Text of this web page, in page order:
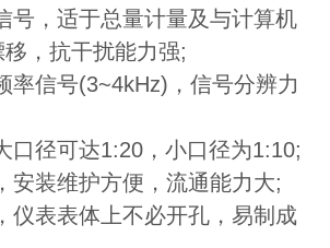
号，适于总量计量及与计算机
，抗干扰能力强;
率信号(3~4kHz)，信号分辨力
口径可达1:20，小口径为1:10;
安装维护方便，流通能力大;
仪表表体上不必开孔，易制成